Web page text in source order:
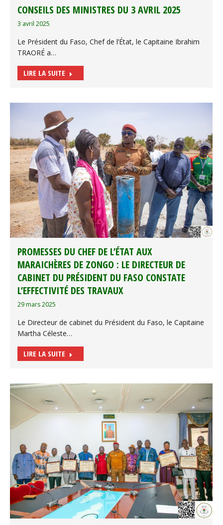
CONSEILS DES MINISTRES DU 3 AVRIL 2025
3 avril 2025
Le Président du Faso, Chef de l’État, le Capitaine Ibrahim
TRAORÉ a…
LIRE LA SUITE
PROMESSES DU CHEF DE L’ÉTAT AUX
MARAICHÈRES DE ZONGO : LE DIRECTEUR DE
CABINET DU PRÉSIDENT DU FASO CONSTATE
L’EFFECTIVITÉ DES TRAVAUX
29 mars 2025
Le Directeur de cabinet du Président du Faso, le Capitaine
Martha Céleste…
LIRE LA SUITE